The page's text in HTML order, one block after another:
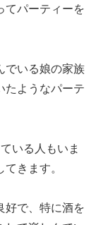
てパーティーを
でいる娘の家族
たようなパーテ
いる人もいま
きます。
好で、特に酒を